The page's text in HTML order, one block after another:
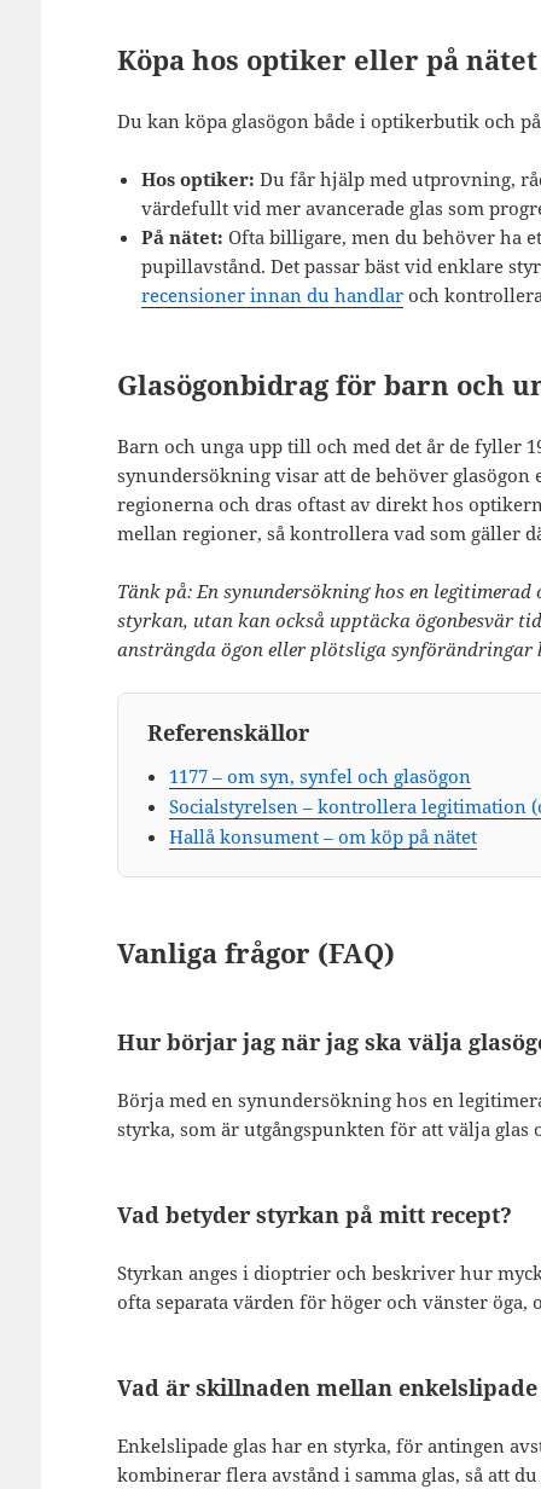
Köpa hos optiker eller på nätet
Du kan köpa glasögon både i optikerbutik och
Hos optiker: Du får hjälp med utprovning,
värdefullt vid mer avancerade glas som
På nätet: Ofta billigare, men du behöver ha
pupillavstånd. Det passar bäst vid enklare
recensioner innan du handlaroch
Glasögonbidrag för barn och
Barn och unga upp till och med det år de fyller
synundersökning visar att de behöver
regionerna och dras oftast av direkt hos
mellan regioner, så kontrollera vad som gäller
Tänk på: En synundersökning hos en
styrkan, utan kan också upptäcka ögonbesvär
ansträngda ögon eller plötsliga synförändringar
Referenskällor
1177 – om syn, synfel och glasögon
Socialstyrelsen – kontrollera legitimation
Hallå konsument – om köp på nätet
Vanliga frågor (FAQ)
Hur börjar jag när jag ska välja
Börja med en synundersökning hos en
styrka, som är utgångspunkten för att välja glas
Vad betyder styrkan på mitt recept?
Styrkan anges i dioptrier och beskriver hur
ofta separata värden för höger och vänster
Vad är skillnaden mellan
Enkelslipade glas har en styrka, för antingen
kombinerar flera avstånd i samma glas, så att